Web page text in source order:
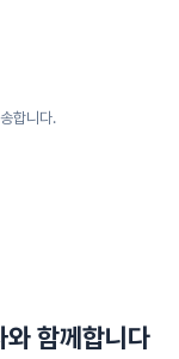
합니다.
와 함께합니다